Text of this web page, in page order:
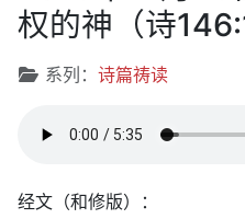
权的神（诗
文章信息
系列： 诗篇祷读
经文（和修版）：